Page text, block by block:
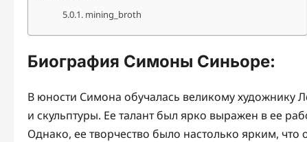
mining_broth
Биография Симоны Синьоре:
В юности Симона обучалась великому художнику
и скульптуры. Ее талант был ярко выражен в ее
Однако, ее творчество было настолько ярким,